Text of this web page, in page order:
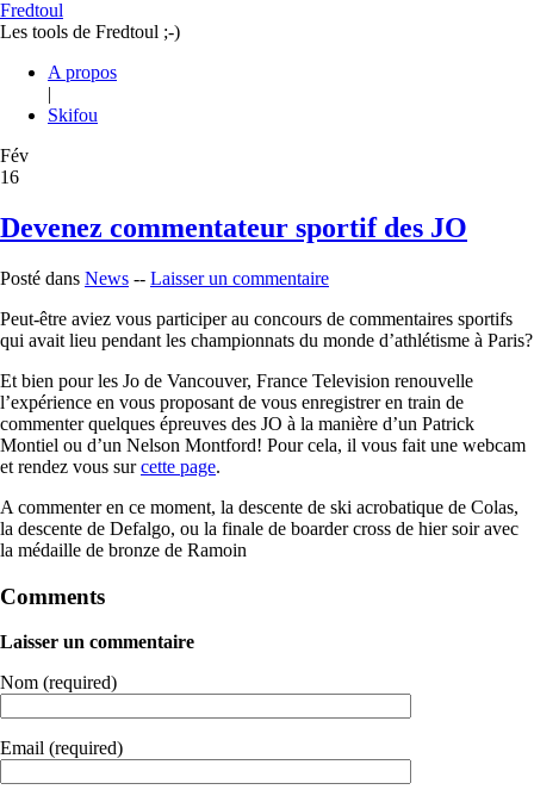
Fredtoul
Les tools de Fredtoul ;-)
A propos
|
Skifou
Fév
16
Devenez commentateur sportif des JO
Posté dans News -- Laisser un commentaire
Peut-être aviez vous participer au concours de commentaires sportifs
qui avait lieu pendant les championnats du monde d’athlétisme à Paris?
Et bien pour les Jo de Vancouver, France Television renouvelle
l’expérience en vous proposant de vous enregistrer en train de
commenter quelques épreuves des JO à la manière d’un Patrick
Montiel ou d’un Nelson Montford! Pour cela, il vous fait une webcam
et rendez vous surcette page.
A commenter en ce moment, la descente de ski acrobatique de Colas,
la descente de Defalgo, ou la finale de boarder cross de hier soir avec
la médaille de bronze de Ramoin
Comments
Laisser un commentaire
Nom (required)
Email (required)